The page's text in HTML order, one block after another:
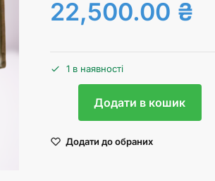
22,500.00 ₴
1 в наявності
Додати в кошик
Додати до обраних